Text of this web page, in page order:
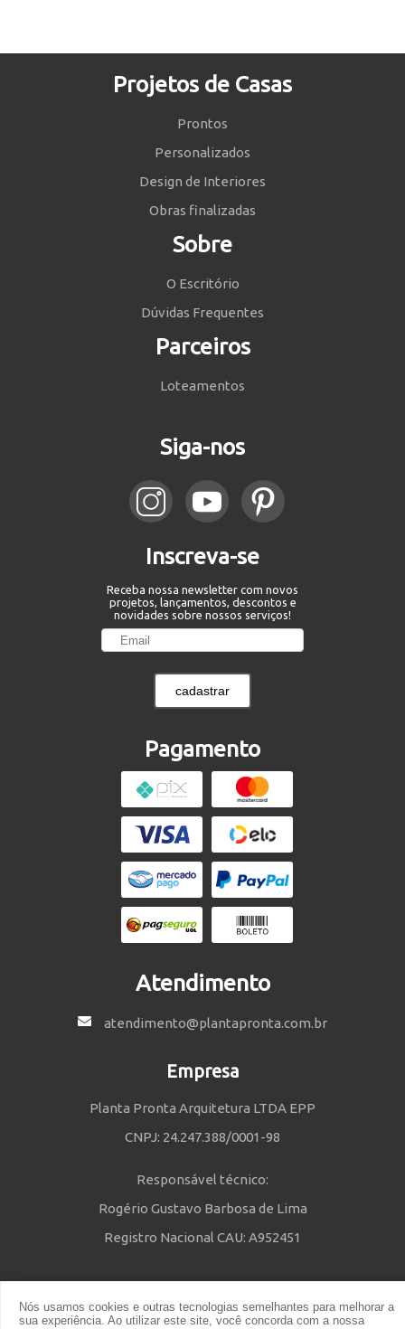
Nós usamos cookies e outras tecnologias semelhantes para melhorar a
sua experiência. Ao utilizar este site, você concorda com a nossa
Projetos de Casas
Prontos
Personalizados
Design de Interiores
Obras finalizadas
Sobre
O Escritório
Dúvidas Frequentes
Parceiros
Loteamentos
Siga-nos
Inscreva-se
Receba nossa newsletter com novos
projetos, lançamentos, descontos e
novidades sobre nossos serviços!
cadastrar
Pagamento
Atendimento
atendimento@plantapronta.com.br
Empresa
Planta Pronta Arquitetura LTDA EPP
CNPJ: 24.247.388/0001-98
Responsável técnico:
Rogério Gustavo Barbosa de Lima
Registro Nacional CAU: A952451
Política de Privacidade eTermos e Condições | © 2014 - 2021 Powered
by Planta Pronta